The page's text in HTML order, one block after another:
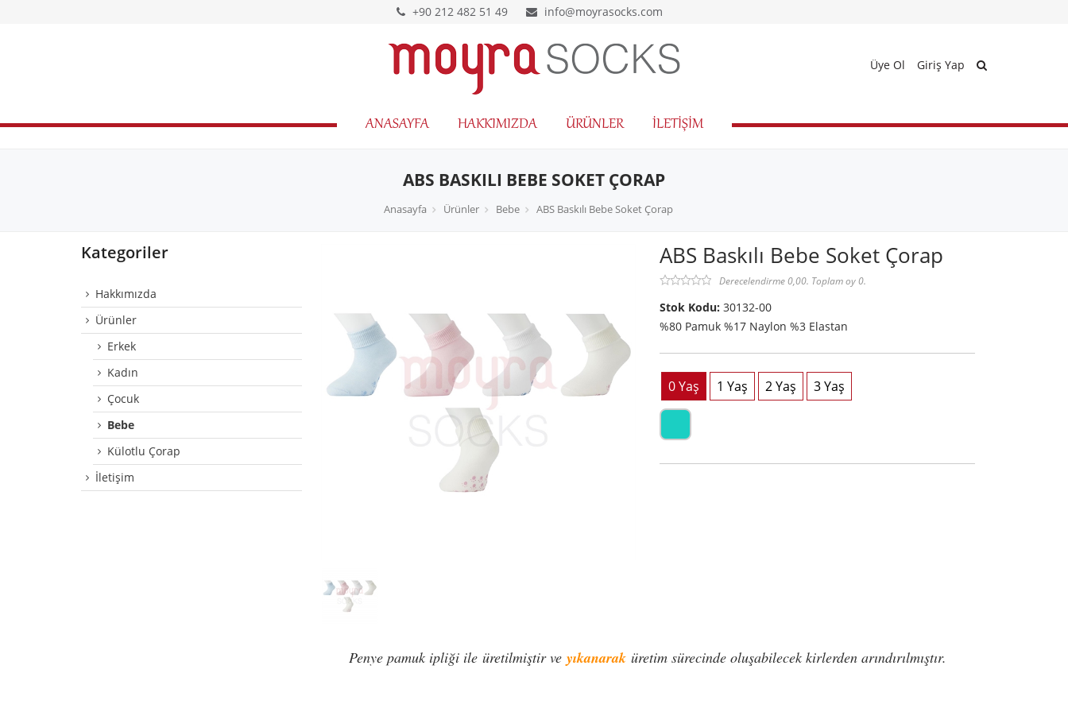
+90 212 482 51 49 info@moyrasocks.com
Üye Ol Giriş Yap
ANASAYFA HAKKIMIZDA ÜRÜNLER İLETIŞIM
ABS BASKILI BEBE SOKET ÇORAP
Anasayfa Ürünler Bebe ABS Baskılı Bebe Soket Çorap
Kategoriler
Hakkımızda
Ürünler
Erkek
Kadın
Çocuk
Bebe
Külotlu Çorap
İletişim
ABS Baskılı Bebe Soket Çorap
Derecelendirme 0,00. Toplam oy 0.
Stok Kodu:30132-00
%80 Pamuk %17 Naylon %3 Elastan
Penye pamuk ipliği ile üretilmiştir veyıkanarak üretim sürecinde oluşabilecek kirlerden arındırılmıştır.